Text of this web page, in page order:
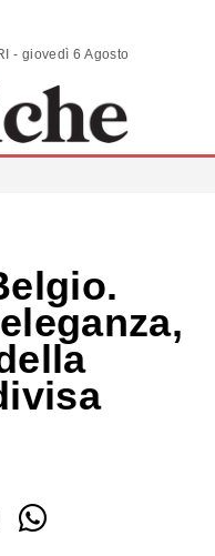
ANALISI | COMMENTI | SCENARI - giovedì 6 Agosto 2026